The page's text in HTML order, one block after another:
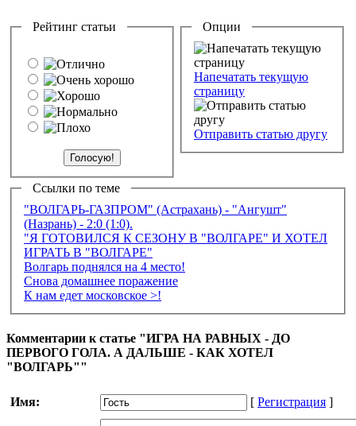
Рейтинг статьи Опции
Напечатать текущую
страницу
Отправить статью другу
Ссылки по теме
"ВОЛГАРЬ-ГАЗПРОМ" (Астрахань) - "Ангушт"
(Назрань) - 2:0 (1:0).
"Я ГОТОВИЛСЯ К СЕЗОНУ В "ВОЛГАРЕ" И ХОТЕЛ
ИГРАТЬ В "ВОЛГАРЕ"
Волгарь поднялся на 4 место!
Снова домашнее поражение
К нам едет московское >!
Комментарии к статье "ИГРА НА РАВНЫХ - ДО
ПЕРВОГО ГОЛА. А ДАЛЬШЕ - КАК ХОТЕЛ
"ВОЛГАРЬ""
Имя: [ Регистрация ]